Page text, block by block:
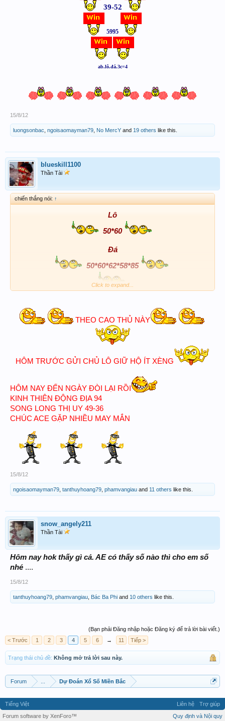
39-52
5995
ab.lô.đá.3c=4
15/8/12
luongsonbac ngoisaomayman79 No MercY and 19 others like this.
blueskill1100
Thần Tài
chiến thắng nói: ↑
Lô
50*60
Đá
50*60*62*58*85
Click to expand...
THEO CAO THỦ NÀY
HÔM TRƯỚC GỬI CHỦ LÔ GIỮ HỘ ÍT XÈNG
HÔM NAY ĐẾN NGÀY ĐÒI LẠI RỒI
KINH THIÊN ĐỘNG ĐỊA 94
SONG LONG THỊ UY 49-36
CHÚC ACE GẶP NHIỀU MAY MẮN
15/8/12
ngoisaomayman79 tanthuyhoang79 phamvangiau and 11 others like this.
snow_angely211
Thần Tài
Hôm nay hok thấy gì cả. AE có thấy số nào thì cho em số
nhé ....
15/8/12
tanthuyhoang79 phamvangiau Bác Ba Phi and 10 others like this.
(Bạn phải Đăng nhập hoặc Đăng ký để trả lời bài viết.)
< Trước
1 2 3 4 5 6 → 11 Tiếp >
Trạng thái chủ đề: Không mở trả lời sau này.
Forum Dự Đoán Xổ Số Miền Bắc
Tiếng Việt Liên hệ
Trợ giúp
Quy định và Nội quy
Forum software by XenForo™